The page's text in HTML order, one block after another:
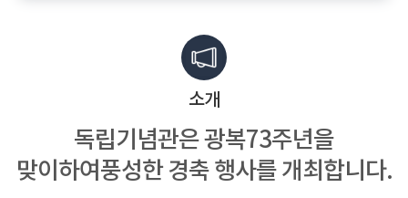
소개
독립기념관은 광복73주년을
맞이하여 풍성한 경축 행사를 개최합니다.